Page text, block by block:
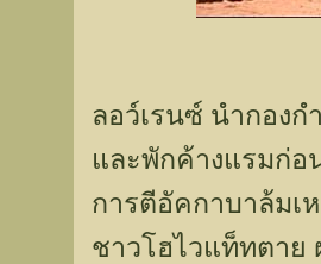
ลอว์เรนซ์ นำกอง
และพักค้างแรมก่อ
การตีอัคกาบาล้มเ
ชาวโฮไวแท็ทตาย